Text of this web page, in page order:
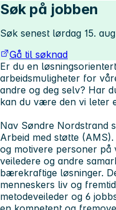
Søk på jobben
Søk senest lørdag 15.
Gå til søknad
Er du en
arbeidsmuligheter for
andre og deg selv? Har
kan du være den vi leter
Nav Søndre Nordstrand
Arbeid med støtte
og motivere personer på
veiledere og andre
bærekraftige løsninger.
menneskers liv og
metodeveileder og 6